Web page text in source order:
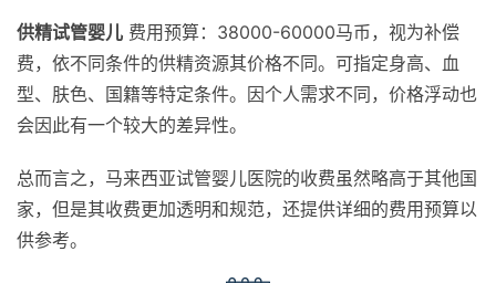
供精试管婴儿 费用预算：38000-60000马币，视为补偿
费，依不同条件的供精资源其价格不同。可指定身高、血
型、肤色、国籍等特定条件。因个人需求不同，价格浮动也
会因此有一个较大的差异性。
总而言之，马来西亚试管婴儿医院的收费虽然略高于其他国
家，但是其收费更加透明和规范，还提供详细的费用预算以
供参考。